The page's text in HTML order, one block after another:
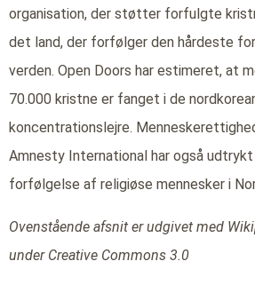
organisation, der støtter forfulgte
det land, der forfølger den hårdeste
verden. Open Doors har estimeret, at
70.000 kristne er fanget i de
koncentrationslejre.
Amnesty International har også
forfølgelse af religiøse mennesker i
Ovenstående afsnit er udgivet med
under Creative Commons 3.0